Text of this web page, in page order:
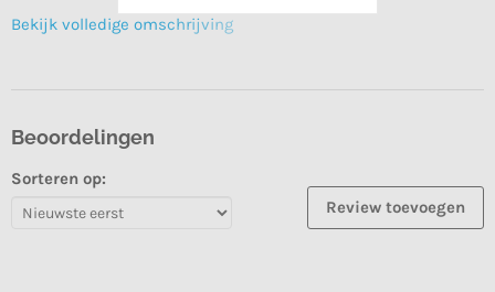
Bekijk volledige omschrijving
Beoordelingen
Sorteren op:
Review toevoegen